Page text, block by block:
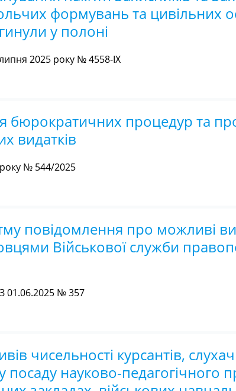
формувань та цивільних
у полоні
2025 року № 4558-IX
бюрократичних процедур та
видатків
№ 544/2025
повідомлення про можливі
Військової служби
№ 357
чисельності курсантів,
науково-педагогічного